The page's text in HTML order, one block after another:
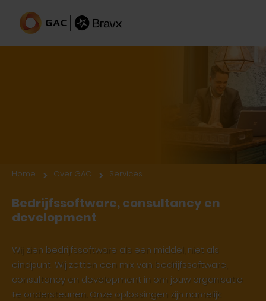
Home Over GAC Services
Bedrijfssoftware, consultancy en
development
Wij zien bedrijfssoftware als een middel, niet als
eindpunt. Wij zetten een mix van bedrijfssoftware,
consultancy en development in om jouw organisatie
te ondersteunen. Onze oplossingen zijn namelijk